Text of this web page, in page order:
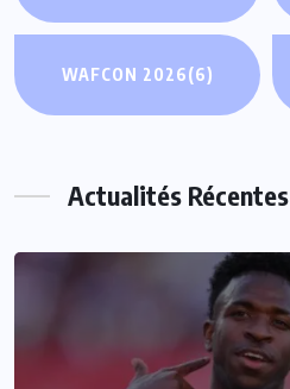
WAFCON 2026(6)
Actualités Récentes